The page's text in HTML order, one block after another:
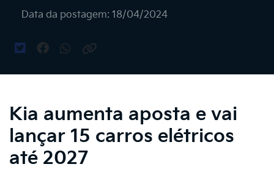
Data da postagem: 18/04/2024
Kia aumenta aposta e vai
lançar 15 carros elétricos
até 2027